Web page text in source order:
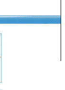
с разрешения